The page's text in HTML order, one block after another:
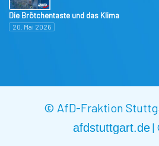
Die Brötchentaste und das Klima
20. Mai 2026
© AfD-Fraktion
afdstuttgart.de|